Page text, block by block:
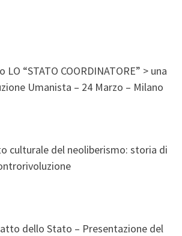
LO “STATO COORDINATORE” > una
Umanista – 24 Marzo – Milano
culturale del neoliberismo: storia di
dello Stato – Presentazione del